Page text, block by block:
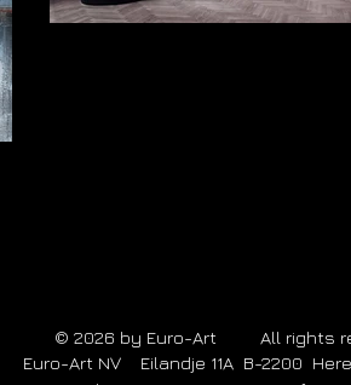
© 2026 by Euro-Art All rights
Euro-Art NV Eilandje 11A B-2200